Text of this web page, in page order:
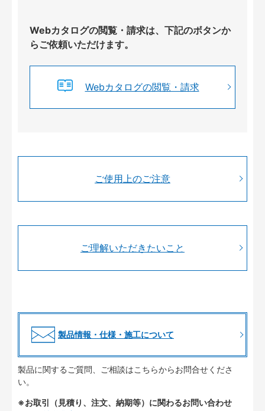
Webカタログの閲覧・請求は、下記のボタンか
らご依頼いただけます。
Webカタログの閲覧・請求
ご使用上のご注意
ご理解いただきたいこと
製品情報・仕様・施工について
製品に関するご質問、ご相談はこちらからお問合せくださ
い。
※お取引（見積り、注文、納期等）に関わるお問い合わせ